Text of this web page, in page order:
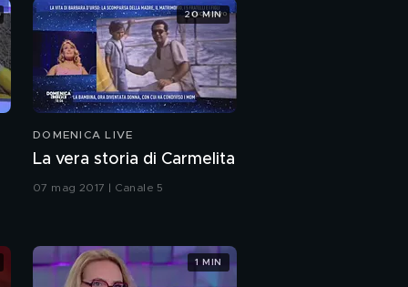
Cuore di mamma
La Lecciso la vera
Siffredi
DOMENICA LIVE
La vera storia di Carmelita
07 mag 2017 | Canale 5
20 MIN
1 MIN